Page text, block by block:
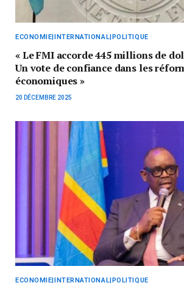
ECONOMIE|INTERNATIONAL|POLITIQUE
« Le FMI accorde 445 millions de
Un vote de confiance dans les
économiques »
20 DÉCEMBRE 2025
ECONOMIE|INTERNATIONAL|POLITIQUE